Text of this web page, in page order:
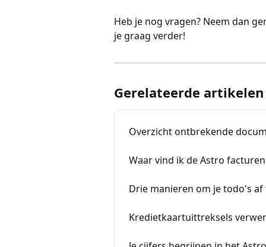
Heb je nog vragen? Neem dan
je graag verder!
Gerelateerde artikelen
Overzicht ontbrekende
Waar vind ik de Astro
Drie manieren om je todo's
Kredietkaartuittreksels